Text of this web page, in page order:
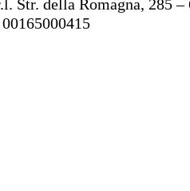
Str. della Romagna, 285